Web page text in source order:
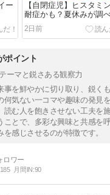
ー
【自閉症児】ヒスタミ
耐症かも？夏休みが調
チャンス
2日前
ポイント
ーマと鋭さある観察力
事を鮮やかに切り取り、鋭く
何気ない一コマや趣味の発見
読む人を飽きさせない工夫を
ことで、多彩な興味と共感を
感じさせるのが特徴です。
185 月間IN:90